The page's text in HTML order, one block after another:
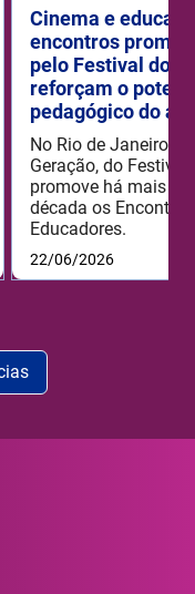
Cinema e
encontros
pelo Festival do
reforçam o
pedagógico do
No Rio de Janeiro, o
Geração, do Festival
promove há mais de
década os
Educadores.
22/06/2026